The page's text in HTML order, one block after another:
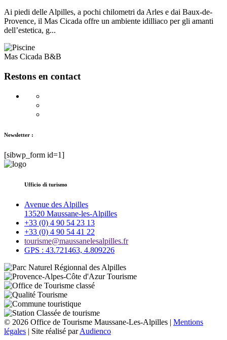
Ai piedi delle Alpilles, a pochi chilometri da Arles e dai Baux-de-
Provence, il Mas Cicada offre un ambiente idilliaco per gli amanti
dell’estetica, g...
Mas Cicada B&B
Restons en contact
Newsletter :
[sibwp_form id=1]
Ufficio di turismo
Avenue des Alpilles
13520 Maussane-les-Alpilles
+33 (0) 4 90 54 23 13
+33 (0) 4 90 54 41 22
tourisme@maussanelesalpilles.fr
GPS : 43.721463, 4.809226
© 2026 Office de Tourisme Maussane-Les-Alpilles | Mentions
légales | Site réalisé parAudienco